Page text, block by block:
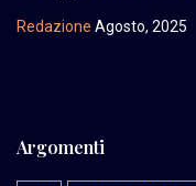
Redazione Agosto, 2025
Argomenti